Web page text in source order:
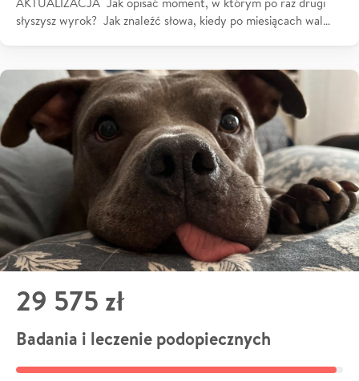
słyszysz wyrok? Jak znaleźć słowa, kiedy po miesiącach wal…
29 575 zł
Badania i leczenie podopiecznych